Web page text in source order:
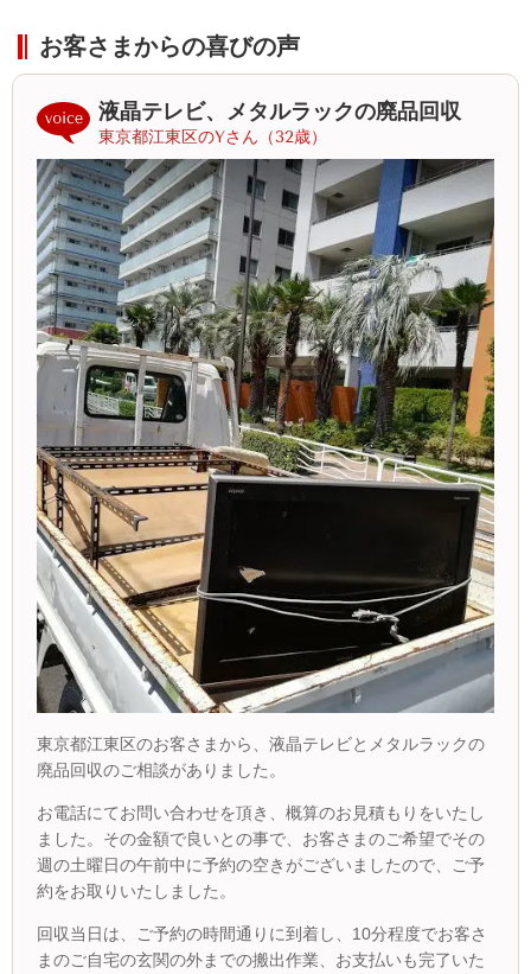
お客さまからの喜びの声
液晶テレビ、メタルラックの廃品回収
東京都江東区のYさん（32歳）
東京都江東区のお客さまから、液晶テレビとメタルラックの
廃品回収のご相談がありました。
お電話にてお問い合わせを頂き、概算のお見積もりをいたし
ました。その金額で良いとの事で、お客さまのご希望でその
週の土曜日の午前中に予約の空きがございましたので、ご予
約をお取りいたしました。
回収当日は、ご予約の時間通りに到着し、10分程度でお客さ
まのご自宅の玄関の外までの搬出作業、お支払いも完了いた